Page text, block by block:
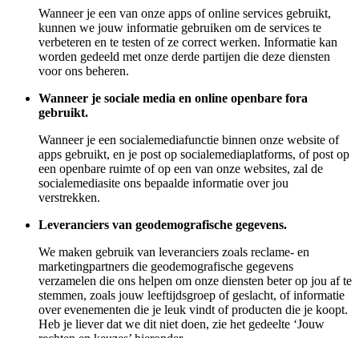
Wanneer je een van onze apps of online services gebruikt,
kunnen we jouw informatie gebruiken om de services te
verbeteren en te testen of ze correct werken. Informatie kan
worden gedeeld met onze derde partijen die deze diensten
voor ons beheren.
Wanneer je sociale media en online openbare fora
gebruikt.
Wanneer je een socialemediafunctie binnen onze website of
apps gebruikt, en je post op socialemediaplatforms, of post op
een openbare ruimte of op een van onze websites, zal de
socialemediasite ons bepaalde informatie over jou
verstrekken.
Leveranciers van geodemografische gegevens.
We maken gebruik van leveranciers zoals reclame- en
marketingpartners die geodemografische gegevens
verzamelen die ons helpen om onze diensten beter op jou af te
stemmen, zoals jouw leeftijdsgroep of geslacht, of informatie
over evenementen die je leuk vindt of producten die je koopt.
Heb je liever dat we dit niet doen, zie het gedeelte ‘Jouw